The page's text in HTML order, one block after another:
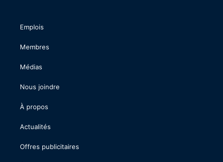
Emplois
Membres
Médias
Nous joindre
À propos
Actualités
Offres publicitaires